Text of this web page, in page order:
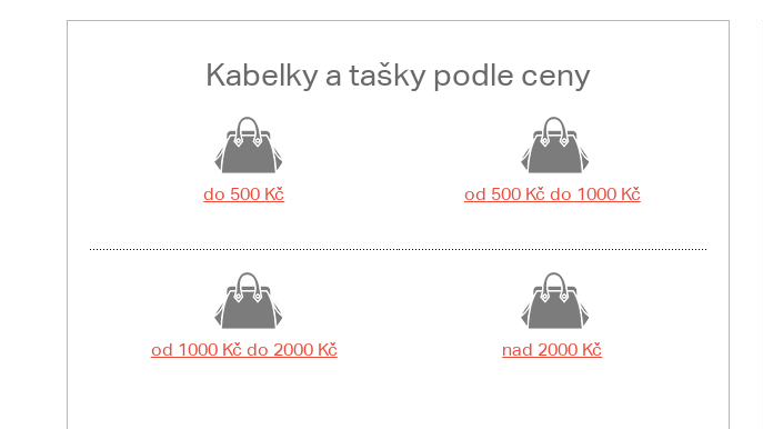
Kabelky a tašky podle ceny
do 500 Kč od 500 Kč do 1000 Kč
od 1000 Kč do 2000 Kč nad 2000 Kč